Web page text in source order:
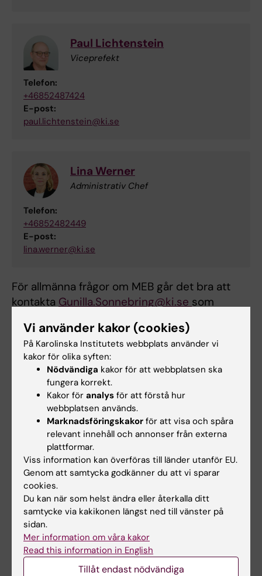
Paul Lichtenstein
Viceprefekt
Telefon:
+46852487424
E-post:
paul.lichtenstein@ki.se
Lina Werner
Administrativ Chef
Telefon:
+46852482449
E-post:
lina.werner@ki.se
För allmänna frågor om MEB går det bra att
kontakta Gunilla.Sonnebring@ki.se som
institutionen.
Hade du nytta av informationen på denna sida?
Yes
No
Innehållsgranskare:
Gunilla Sonnebring
Redaktör: Gunilla Sonnebring
Sidan uppdaterad:2026-07-01
Dela
Vi använder kakor (cookies)
På Karolinska Institutets webbplats använder vi
kakor för olika syften:
Nödvändiga kakor för att webbplatsen ska
fungera korrekt.
Kakor för analys för att förstå hur
webbplatsen används.
Marknadsföringskakor för att visa och spåra
relevant innehåll och annonser från externa
plattformar.
Viss information kan överföras till länder utanför EU.
Genom att samtycka godkänner du att vi sparar
cookies.
Du kan när som helst ändra eller återkalla ditt
samtycke via kakikonen längst ned till vänster på
sidan.
Mer information om våra kakor
Read this information in English
Tillåt endast nödvändiga